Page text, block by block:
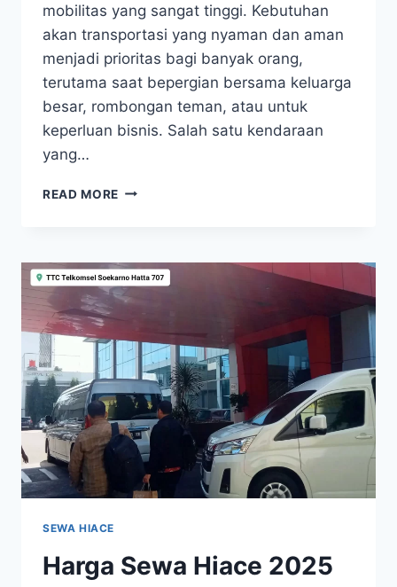
mobilitas yang sangat tinggi. Kebutuhan
akan transportasi yang nyaman dan aman
menjadi prioritas bagi banyak orang,
terutama saat bepergian bersama keluarga
besar, rombongan teman, atau untuk
keperluan bisnis. Salah satu kendaraan
yang…
READ MORE SEWA-
SEWA
HIACE
TERBAIK
JAKARTA
SEWA HIACE
Harga Sewa Hiace 2025